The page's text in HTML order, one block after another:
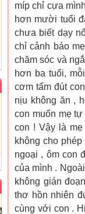
míp chỉ cựa
hơn mười tuổi
chưa biết dạy
chỉ cảnh báo
chăm sóc và
hơn ba tuổi,
cơm tấm đút
nịu không ăn ,
con muốn mẹ
con ! Vậy là
không cho
ngoại , ôm con
của mình .
không gián
thơ hồn nhiên
cùng với con .